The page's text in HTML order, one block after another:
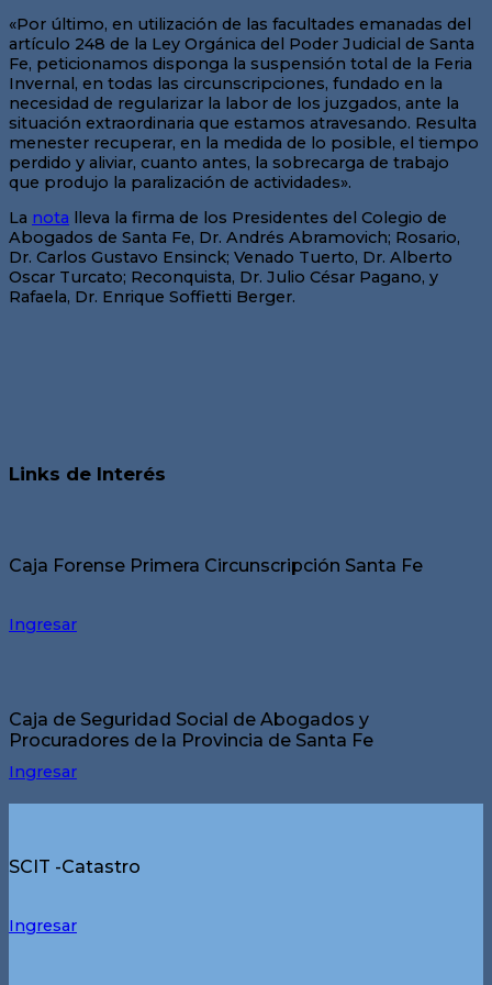
«Por último, en utilización de las facultades emanadas del
artículo 248 de la Ley Orgánica del Poder Judicial de Santa
Fe, peticionamos disponga la suspensión total de la Feria
Invernal, en todas las circunscripciones, fundado en la
necesidad de regularizar la labor de los juzgados, ante la
situación extraordinaria que estamos atravesando. Resulta
menester recuperar, en la medida de lo posible, el tiempo
perdido y aliviar, cuanto antes, la sobrecarga de trabajo
que produjo la paralización de actividades».
La nota lleva la firma de los Presidentes del Colegio de
Abogados de Santa Fe, Dr. Andrés Abramovich; Rosario,
Dr. Carlos Gustavo Ensinck; Venado Tuerto, Dr. Alberto
Oscar Turcato; Reconquista, Dr. Julio César Pagano, y
Rafaela, Dr. Enrique Soffietti Berger.
Links de Interés
Caja Forense Primera Circunscripción Santa Fe
Ingresar
Caja de Seguridad Social de Abogados y
Procuradores de la Provincia de Santa Fe
Ingresar
SCIT -Catastro
Ingresar